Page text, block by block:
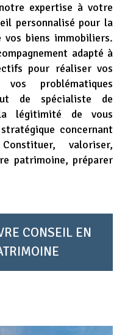
expertise à votre
personnalisé pour la
biens immobiliers.
adapté à
pour réaliser vos
problématiques
de spécialiste de
légitimité de vous
concernant
valoriser,
patrimoine, préparer
CONSEIL EN